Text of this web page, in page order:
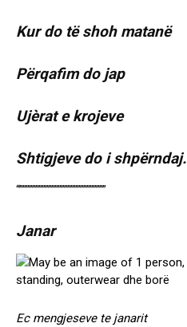
Kur do të shoh matanë
Përqafim do jap
Ujèrat e krojeve
Shtigjeve do i shpërndaj.
“”””””””””””””””””””””””””””
Janar
Ec mengjeseve te janarit